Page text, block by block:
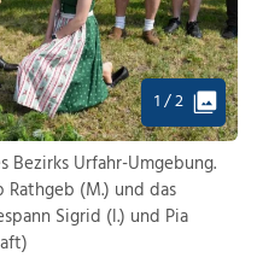
1 / 2
Bezirks Urfahr-Umgebung.
(M.) und das
Sigrid (l.) und Pia